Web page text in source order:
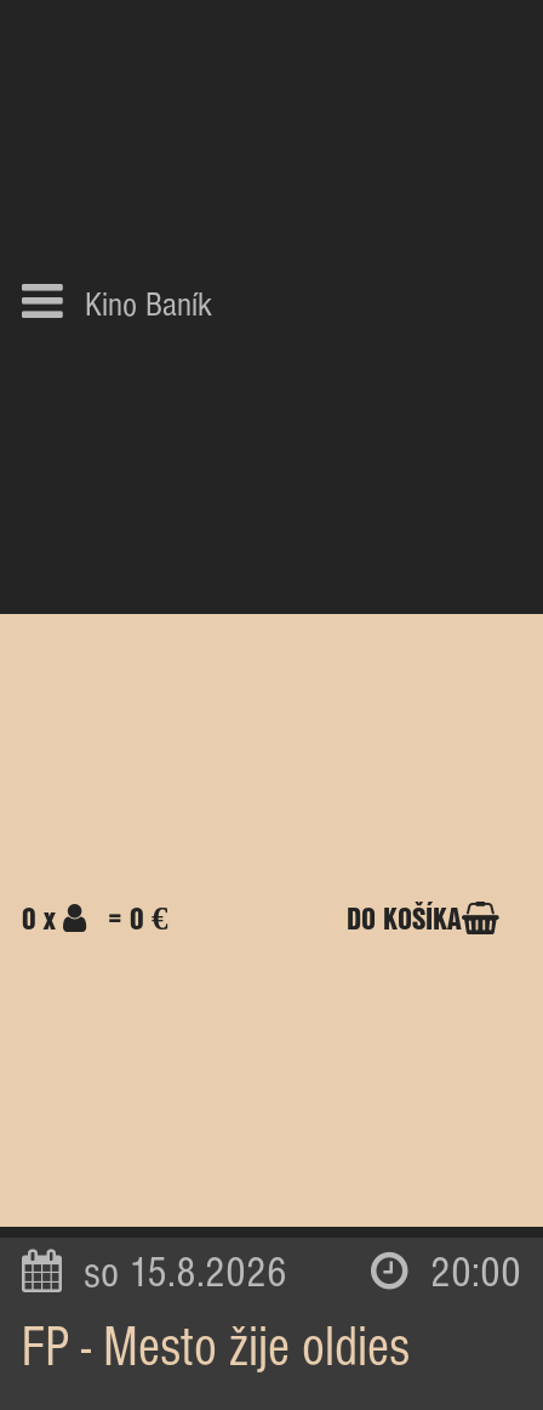
Kino Baník
0 x = 0 € DO KOŠÍKA
so 15.8.2026 20:00
FP - Mesto žije oldies